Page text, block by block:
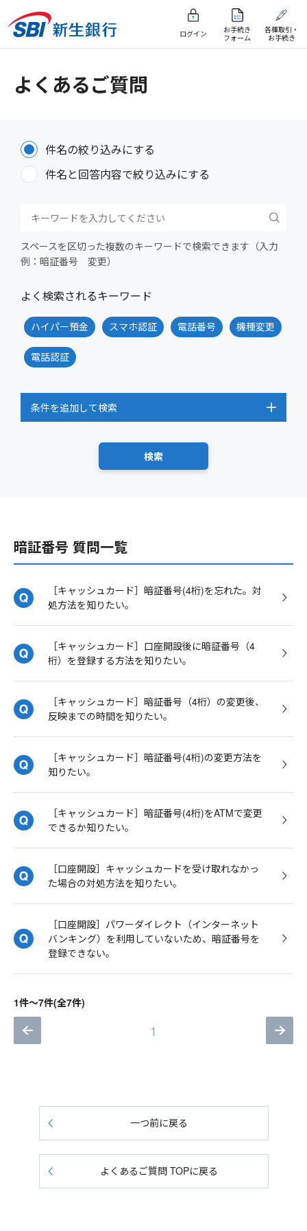
ログイン
お手続き
フォーム
各種取引・
お手続き
よくあるご質問
件名の絞り込みにする
件名と回答内容で絞り込みにする
スペースを区切った複数のキーワードで検索できます（入力
例：暗証番号 変更）
よく検索されるキーワード
ハイパー預金 スマホ認証 電話番号 機種変更
電話認証
条件を追加して検索
暗証番号 質問一覧
［キャッシュカード］暗証番号(4桁)を忘れた。対
処方法を知りたい。
［キャッシュカード］口座開設後に暗証番号（4
桁）を登録する方法を知りたい。
［キャッシュカード］暗証番号（4桁）の変更後、
反映までの時間を知りたい。
［キャッシュカード］暗証番号(4桁)の変更方法を
知りたい。
［キャッシュカード］暗証番号(4桁)をATMで変更
できるか知りたい。
［口座開設］キャッシュカードを受け取れなかっ
た場合の対処方法を知りたい。
［口座開設］パワーダイレクト（インターネット
バンキング）を利用していないため、暗証番号を
登録できない。
1件～7件(全7件)
1
一つ前に戻る
よくあるご質問 TOPに戻る